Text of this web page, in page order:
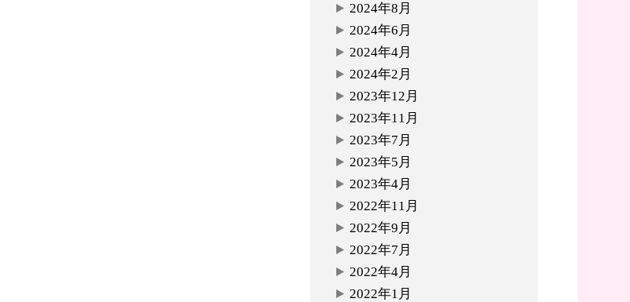
2024年8月
2024年6月
2024年4月
2024年2月
2023年12月
2023年11月
2023年7月
2023年5月
2023年4月
2022年11月
2022年9月
2022年7月
2022年4月
2022年1月